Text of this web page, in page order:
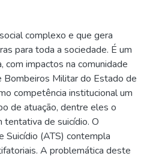
complexo e que gera
para toda a sociedade. É um
com impactos na comunidade
Bombeiros Militar do Estado de
competência institucional um
de atuação, dentre eles o
de suicídio. O
Suicídio (ATS) contempla
A problemática deste